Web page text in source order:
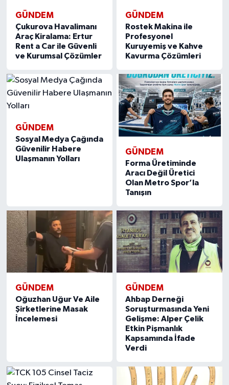
GÜNDEM
Çukurova Havalimanı
Araç Kiralama: Ertur
Rent a Car ile Güvenli
ve Kurumsal Çözümler
GÜNDEM
Rostek Makina ile
Profesyonel
Kuruyemiş ve Kahve
Kavurma Çözümleri
GÜNDEM
Sosyal Medya Çağında
Güvenilir Habere
Ulaşmanın Yolları
GÜNDEM
Forma Üretiminde
Aracı Değil Üretici
Olan Metro Spor’la
Tanışın
GÜNDEM
Oğuzhan Uğur Ve Aile
Şirketlerine Masak
İncelemesi
GÜNDEM
Ahbap Derneği
Soruşturmasında Yeni
Gelişme: Alper Çelik
Etkin Pişmanlık
Kapsamında İfade
Verdi